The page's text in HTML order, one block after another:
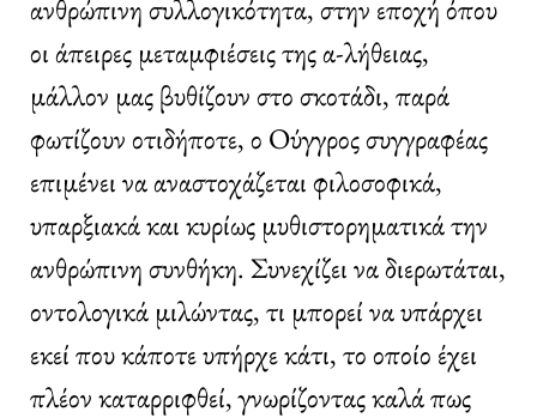
ανθρώπινη συλλογικότητα, στην εποχή όπου
οι άπειρες μεταμφιέσεις της α-λήθειας,
μάλλον μας βυθίζουν στο σκοτάδι, παρά
φωτίζουν οτιδήποτε, ο Ούγγρος συγγραφέας
επιμένει να αναστοχάζεται φιλοσοφικά,
υπαρξιακά και κυρίως μυθιστορηματικά την
ανθρώπινη συνθήκη. Συνεχίζει να διερωτάται,
οντολογικά μιλώντας, τι μπορεί να υπάρχει
εκεί που κάποτε υπήρχε κάτι, το οποίο έχει
πλέον καταρριφθεί, γνωρίζοντας καλά πως